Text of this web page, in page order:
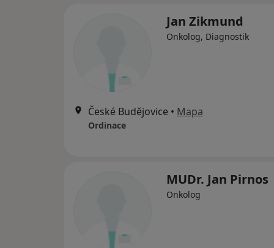
Jan Zikmund
Onkolog, Diagnostik
České Budějovice • Mapa
Ordinace
MUDr. Jan Pirnos
Onkolog